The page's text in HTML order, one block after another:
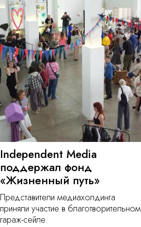
Independent Media
поддержал фонд
«Жизненный путь»
Представители медиахолдинга
приняли участие в благотворительном
гараж-сейле.